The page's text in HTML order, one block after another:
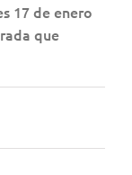
17 de enero
que